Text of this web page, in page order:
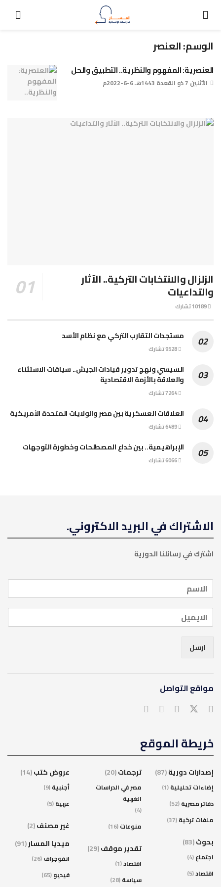
الوسم:العنصر
العنصرية: المفهوم والنظرية.. التطبيق والحل
الأثنين 7 ذو القعدة 1443هـ 6-6-2022م
الزلزال والانتخابات التركية.. الآثار
والتداعيات
مستجدات التقارب التركي مع نظام الأسد
السيسي ونهج تدوير قيادات الجيش.. سياقات الاستثناء
والعلاقة بالأزمة الاقتصادية
العلاقات العسكرية بين مصر والولايات المتحدة الأمريكية
الإبراهيمية.. بين خداع المصطلحات وخطورة التوجهات
الاشتراك في البريد الاكتروني.
اشترك في رسائلنا الدورية
ارسل
مواقع التواصل
خريطة الموقع
إصدارات دورية(87)
إضاءات تحليلية(1)
دفاتر مصرية(52)
ملفات تركية(37)
بحوث(83)
اجتماع(4)
اقتصاد(5)
ترجمات(20)
مصر في الدراسات
الغربية
(4)
منوعات(16)
تقدير موقف(29)
اقتصاد(1)
سياسة(28)
عروض كتب(14)
أجنبية(9)
عربية(5)
غير مصنف(2)
ميديا المسار(91)
انفوجراف(26)
فيديو(65)